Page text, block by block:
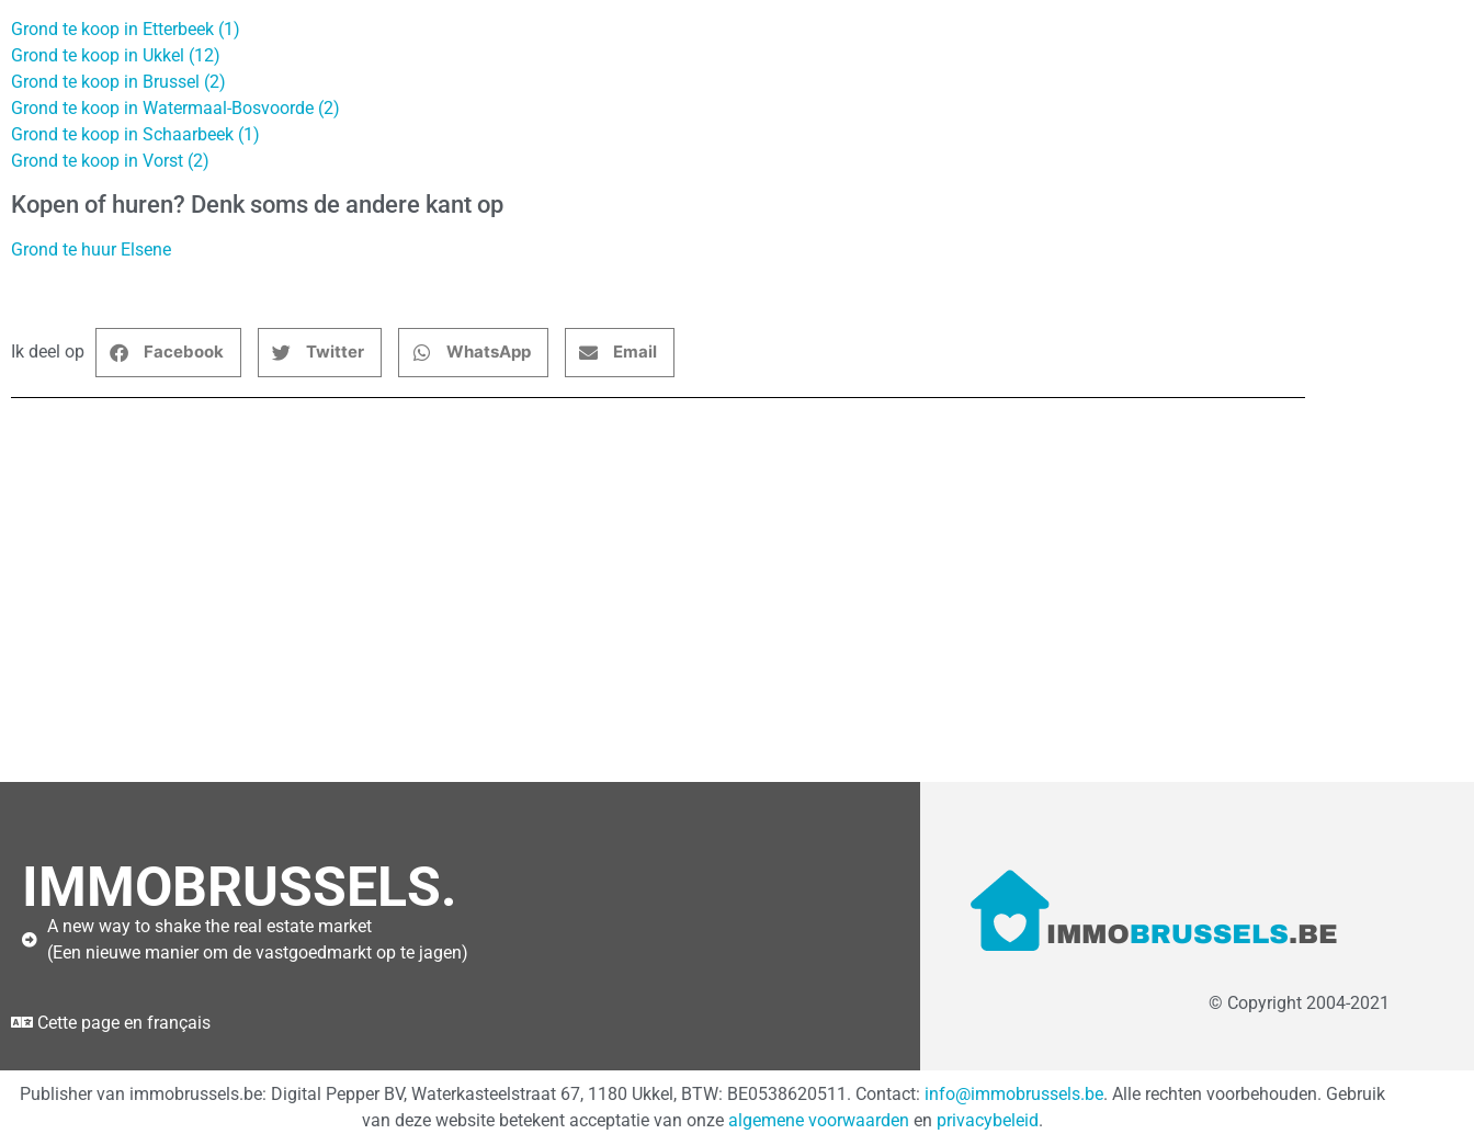
Grond te koop in Etterbeek (1)
Grond te koop in Ukkel (12)
Grond te koop in Brussel (2)
Grond te koop in Watermaal-Bosvoorde (2)
Grond te koop in Schaarbeek (1)
Grond te koop in Vorst (2)
Kopen of huren? Denk soms de andere kant op
Grond te huur Elsene
Ik deel op Facebook Twitter WhatsApp Email
IMMOBRUSSELS.
A new way to shake the real estate market
(Een nieuwe manier om de vastgoedmarkt op te jagen)
Cette page en français
© Copyright 2004-2021
Publisher van immobrussels.be: Digital Pepper BV, Waterkasteelstraat 67, 1180 Ukkel, BTW: BE0538620511. Contact: info@immobrussels.be. Alle rechten voorbehouden. Gebruik
van deze website betekent acceptatie van onze algemene voorwaarden en privacybeleid.